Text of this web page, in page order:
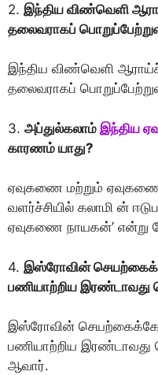
2. இந்திய விண்வெளி
தலைவராகப்
இந்திய விண்வெளி
தலைவராகப்
3. அப்துல்கலாம் இந்திய
காரணம் யாது?
ஏவுகணை மற்றும்
வளர்ச்சியில் கலாமி ன்
ஏவுகணை நாயகன்’ என்று
4. இஸ்ரோவின்
பணியாற்றிய இரண்டாவது
இஸ்ரோவின்
பணியாற்றிய இரண்டாவது
ஆவார்.